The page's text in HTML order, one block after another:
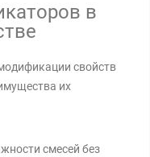
в
свойств
их
смесей без